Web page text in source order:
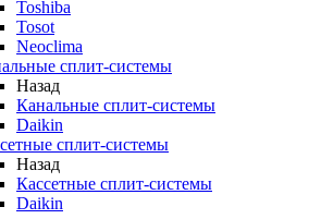
Toshiba
Tosot
Neoclima
сплит-системы
Назад
Канальные сплит-системы
Daikin
сплит-системы
Назад
Кассетные сплит-системы
Daikin